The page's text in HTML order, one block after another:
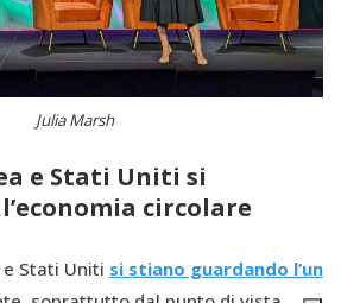
Julia Marsh
e Stati Uniti si
circolare
e Stati Uniti si stiano guardando l’un